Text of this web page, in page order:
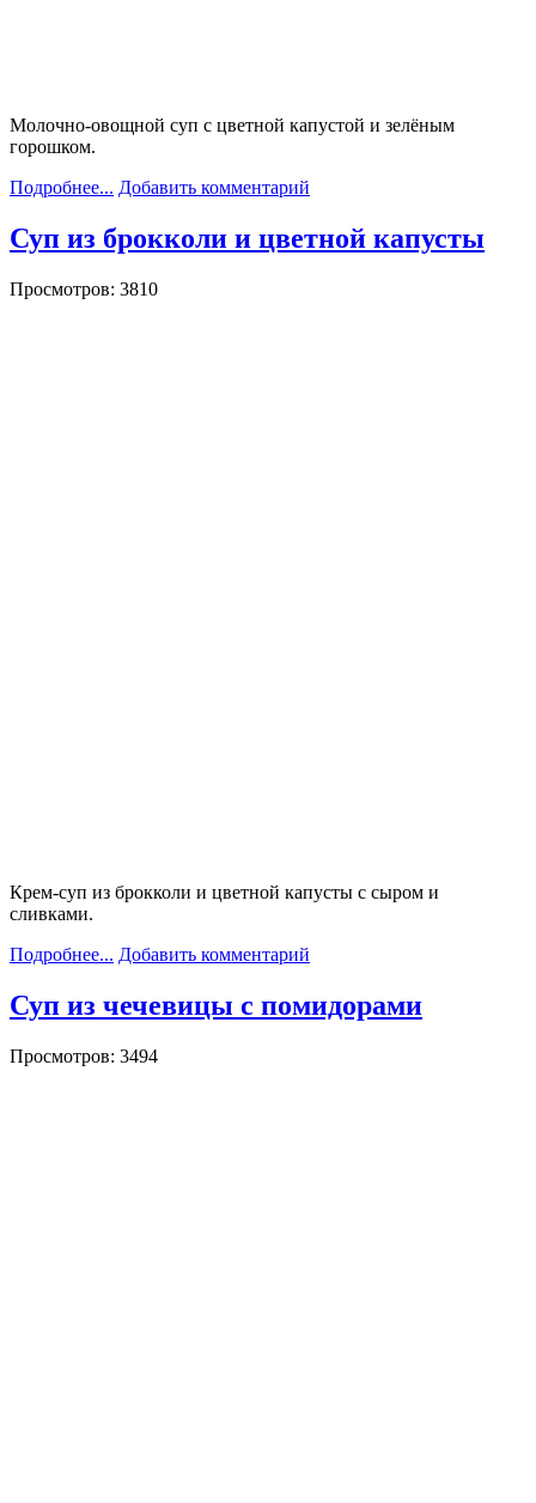
Молочно-овощной суп с цветной капустой и зелёным
горошком.
Подробнее... Добавить комментарий
Суп из брокколи и цветной капусты
Просмотров: 3810
Крем-суп из брокколи и цветной капусты с сыром и
сливками.
Подробнее... Добавить комментарий
Суп из чечевицы с помидорами
Просмотров: 3494